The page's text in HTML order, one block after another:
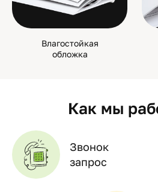
Влагостойкая
обложка
Как мы
Звонок
запрос